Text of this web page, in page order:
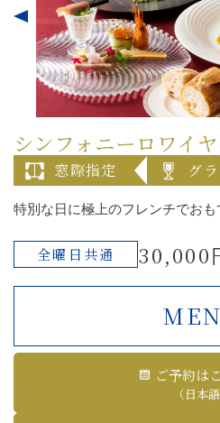
シンフォニーロ
窓際指定 グ
特別な日に極上のフレンチでおも
全曜日共通 30,000
ご予約は
（日本語